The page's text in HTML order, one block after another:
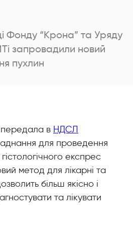
Фонду “Крона” та Уряду
запровадили новий
пухлин
передала в НДСЛ
для проведення
експрес
метод для лікарні та
більш якісно і
та лікувати